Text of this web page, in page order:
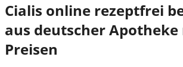
Cialis online rezeptfrei
aus deutscher
Preisen